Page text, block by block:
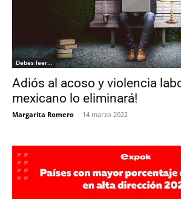
Debes leer...
Adiós al acoso y violencia
mexicano lo eliminará!
Margarita Romero - 14 marzo 2022